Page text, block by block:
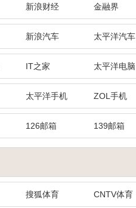
新浪财经 金融界
新浪汽车 太平洋汽车
IT之家 太平洋电脑
太平洋手机 ZOL手机
126邮箱 139邮箱
搜狐体育 CNTV体育